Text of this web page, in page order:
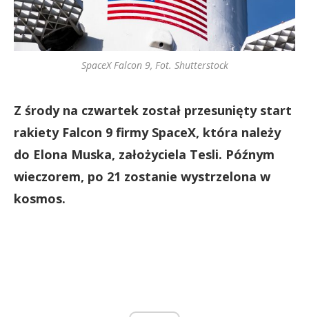
SpaceX Falcon 9, Fot. Shutterstock
Z środy na czwartek został przesunięty start
rakiety Falcon 9 firmy SpaceX, która należy
do Elona Muska, założyciela Tesli. Późnym
wieczorem, po 21 zostanie wystrzelona w
kosmos.